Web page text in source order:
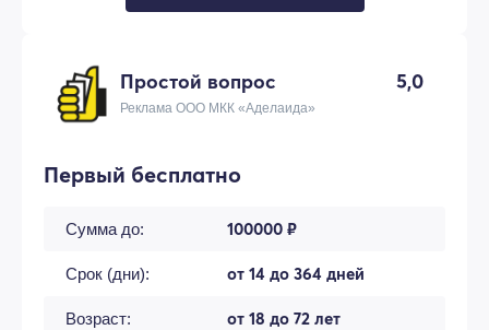
Простой вопрос 5,0
Реклама ООО МКК «Аделаида»
Первый бесплатно
Сумма до: 100000 ₽
Срок (дни): от 14 до 364 дней
Возраст: от 18 до 72 лет